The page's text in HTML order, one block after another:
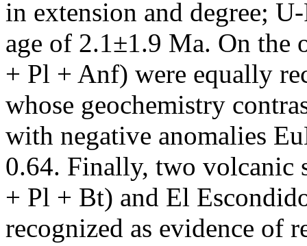
in extension and degree;
age of 2.1±1.9 Ma. On the
+ Pl + Anf) were equally
whose geochemistry
with negative anomalies
0.64. Finally, two volcanic
+ Pl + Bt) and El
recognized as evidence of